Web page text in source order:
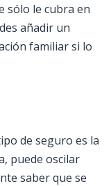
sólo le cubra en
añadir un
familiar si lo
de seguro es la
puede oscilar
saber que se